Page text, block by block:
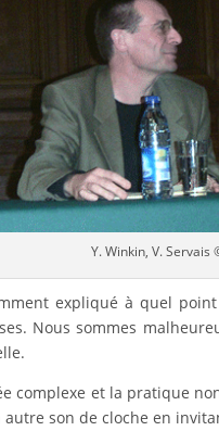
Y. Winkin, V. Servais
expliqué à quel
Nous sommes
complexe et la pratique
son de cloche en